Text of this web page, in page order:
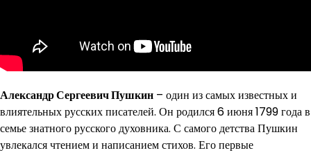
Александр Сергеевич Пушкин – один из самых известных и
влиятельных русских писателей. Он родился 6 июня 1799 года в
семье знатного русского духовника. С самого детства Пушкин
увлекался чтением и написанием стихов. Его первые